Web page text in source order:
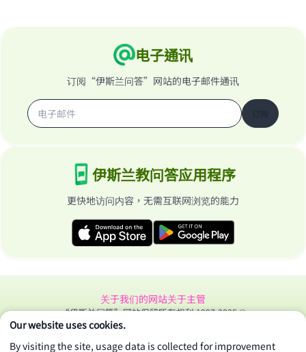
电子通讯
订阅“伊斯兰问答”网站的电子邮件通讯
伊斯兰教问答应用程序
更快地访问内容，无需互联网浏览的能力
关于我们的网站关于主管
“伊斯兰问答”网站保留所有权利 1997-2025 ©
Our website uses cookies.
By visiting the site, usage data is collected for improvement